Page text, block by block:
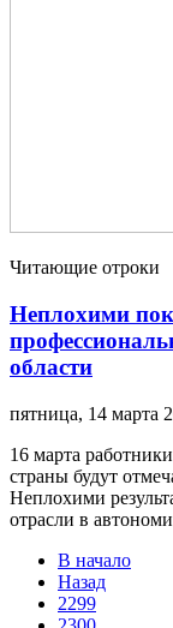
Читающие отроки
Неплохими
области
пятница, 14 марта
16 марта
страны будут
Неплохими
отрасли в
В начало
Назад
2299